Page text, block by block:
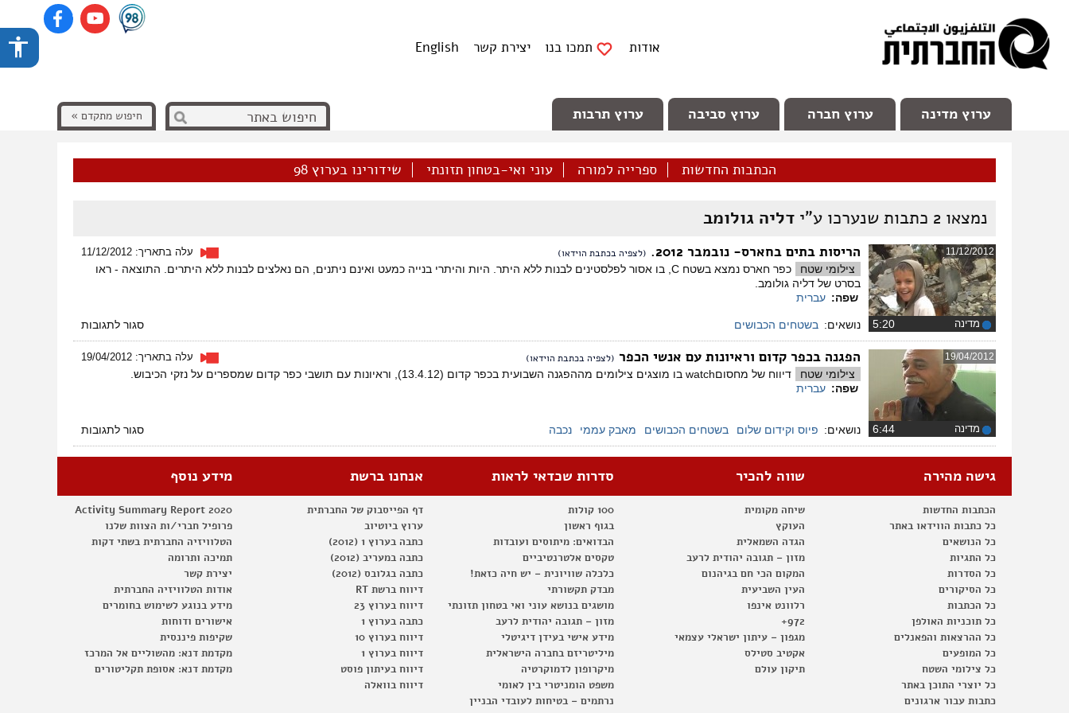
אודות תמכו בנו יצירת קשר English
ערוץ מדינה ערוץ חברה ערוץ סביבה ערוץ תרבות חיפוש מתקדם »
הכתבות החדשות ספרייה למורה עוני ואי-בטחון תזונתי שידורינו בערוץ 98
נמצאו 2 כתבות שנערכו ע"י דליה גולומב
11/12/2012
מדינה
הריסות בתים בחארס- נובמבר 2012. (לצפיה בכתבת הוידאו) עלה בתאריך: 11/12/2012
צילומי שטח
כפר חארס נמצא בשטח C, בו אסור לפלסטינים לבנות ללא היתר. היות והיתרי בנייה כמעט ואינם ניתנים, הם נאלצים לבנות ללא היתרים. התוצאה - ראו
בסרט של דליה גולומב.
שפה: עברית
נושאים: בשטחים הכבושים סגור לתגובותעל
הריסות
19/04/2012
מדינה
הפגנה בכפר קדום וראיונות עם אנשי הכפר (לצפיה בכתבת הוידאו) עלה בתאריך: 19/04/2012
צילומי שטח
דיווח של מחסוםwatch בו מוצגים צילומים מההפגנה השבועית בכפר קדום (13.4.12), וראיונות עם תושבי כפר קדום שמספרים על נזקי הכיבוש.
שפה: עברית
נושאים: פיוס וקידום שלום בשטחים הכבושים מאבק עממי נכבה סגור לתגובותעל
הפגנה
בכפר
אנשי
גישה מהירה
הכתבות החדשות
כל כתבות הווידאו באתר
כל הנושאים
כל התגיות
כל הסדרות
כל הסיקורים
כל הכתבות
כל תוכניות האולפן
כל ההרצאות והפאנלים
כל המופעים
כל צילומי השטח
כל יוצרי התוכן באתר
כתבות עבור ארגונים
שווה להכיר
שיחה מקומית
העוקץ
הגדה השמאלית
מזון – תגובה יהודית לרעב
המקום הכי חם בגיהנום
העין השביעית
רלוונט אינפו
972+
מגפון – עיתון ישראלי עצמאי
אקטיב סטילס
תיקון עולם
סדרות שכדאי לראות
100 קולות
בגוף ראשון
הבדואים: מיתוסים ועובדות
טקסים אלטרנטיביים
כלכלה שוויונית – יש חיה כזאת!
מבדק תקשורתי
מושגים בנושא עוני ואי בטחון תזונתי
מזון – תגובה יהודית לרעב
מידע אישי בעידן דיגיטלי
מיליטריזם בחברה הישראלית
מיקרופון לדמוקרטיה
משפט הומניטרי בין לאומי
נרתמים – בטיחות לעובדי הבניין
אנחנו ברשת
דף הפייסבוק של החברתית
ערוץ ביוטיוב
כתבה בערוץ 1 (2012)
כתבה במעריב (2012)
כתבה בגלובס (2012)
דיווח ברשת RT
דיווח בערוץ 23
כתבה בערוץ 1
דיווח בערוץ 10
דיווח בערוץ 1
דיווח בעיתון פוסט
דיווח בוואלה
מידע נוסף
Activity Summary Report 2020
פרופיל חברי/ות הצוות שלנו
הטלוויזיה החברתית בשתי דקות
תמיכה ותרומה
יצירת קשר
אודות הטלוויזיה החברתית
מידע בנוגע לשימוש בחומרים
אישורים ודוחות
שקיפות פיננסית
מקדמת דנא: מהשוליים אל המרכז
מקדמת דנא: אסופת תקליטורים